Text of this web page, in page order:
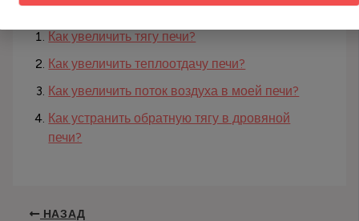
Как увеличить тягу печи?
Как увеличить теплоотдачу печи?
Как увеличить поток воздуха в моей печи?
Как устранить обратную тягу в дровяной
печи?
НАЗАД